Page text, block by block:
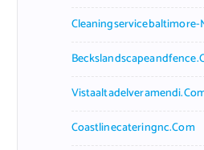
Coastlinecateringnc.com